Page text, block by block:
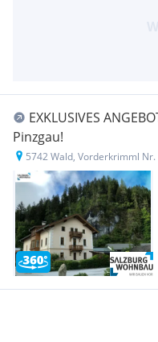
EXKLUSIVES
Pinzgau!
5742 Wald, Vorderkrimml Nr.